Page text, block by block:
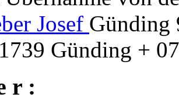
Josef
Günding +
r :